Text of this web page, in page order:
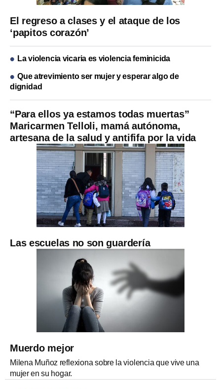
“Para ellos ya estamos todas muertas”
Maricarmen Telloli, mamá autónoma,
artesana de la salud y antififa por la vida
Las escuelas no son guardería
El regreso a clases y el ataque de los
‘papitos corazón’
La violencia vicaria es violencia feminicida
Que atrevimiento ser mujer y esperar algo de
dignidad
Muerdo mejor
Milena Muñoz reflexiona sobre la violencia que vive una
mujer en su hogar.